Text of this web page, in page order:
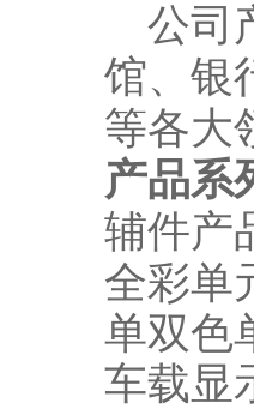
公司
馆、银
等各大
产品系
辅件产
全彩单
单双色
车载显